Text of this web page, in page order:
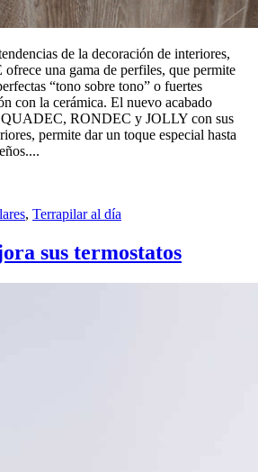
de la decoración de interiores,
una gama de perfiles, que permite
“tono sobre tono” o fuertes
con la cerámica. El nuevo acabado
QUADEC, RONDEC y JOLLY con sus
permite dar un toque especial hasta
, Terrapilar al día
sus termostatos